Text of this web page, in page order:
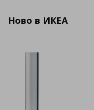
Ново в ИКЕА